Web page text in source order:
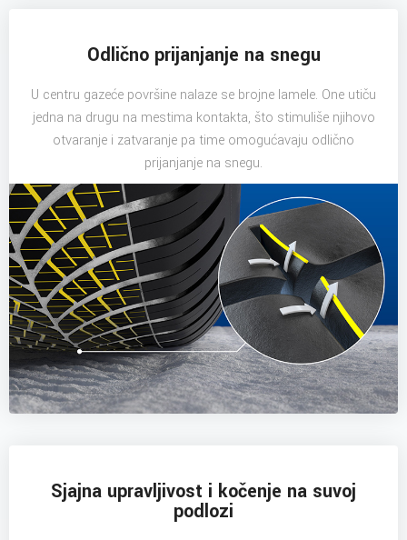
Odlično prijanjanje na snegu
U centru gazeće površine nalaze se brojne lamele. One utiču
jedna na drugu na mestima kontakta, što stimuliše njihovo
otvaranje i zatvaranje pa time omogućavaju odlično
prijanjanje na snegu.
Sjajna upravljivost i kočenje na suvoj
podlozi